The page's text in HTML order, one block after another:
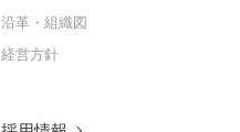
沿革・組織図
経営方針